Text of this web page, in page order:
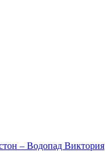
– Водопад Виктория